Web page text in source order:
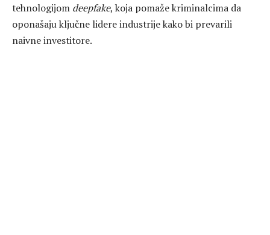
tehnologijom deepfake, koja pomaže kriminalcima da
oponašaju ključne lidere industrije kako bi prevarili
naivne investitore.